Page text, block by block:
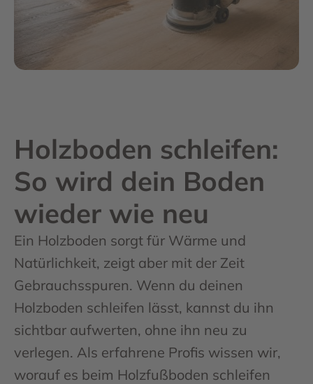
Holzboden schleifen:
So wird dein Boden
wieder wie neu
Ein Holzboden sorgt für Wärme und
Natürlichkeit, zeigt aber mit der Zeit
Gebrauchsspuren. Wenn du deinen
Holzboden schleifen lässt, kannst du ihn
sichtbar aufwerten, ohne ihn neu zu
verlegen. Als erfahrene Profis wissen wir,
worauf es beim Holzfußboden schleifen